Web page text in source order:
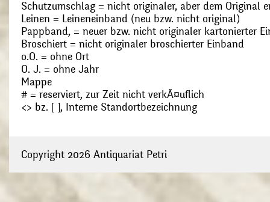
Schutzumschlag = nicht originaler, aber dem Original
Leinen = Leineneinband (neu bzw. nicht original)
Pappband, = neuer bzw. nicht originaler kartonierter
Broschiert = nicht originaler broschierter Einband
o.O. = ohne Ort
O. J. = ohne Jahr
Mappe
# = reserviert, zur Zeit nicht verkÃ¤uflich
<> bz. [ ], Interne Standortbezeichnung
Copyright 2026 Antiquariat Petri